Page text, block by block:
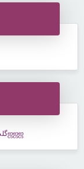
ஜஜஜگلسا سرابی نامزد ملکه زیبایی 2013 ஜஜஜ